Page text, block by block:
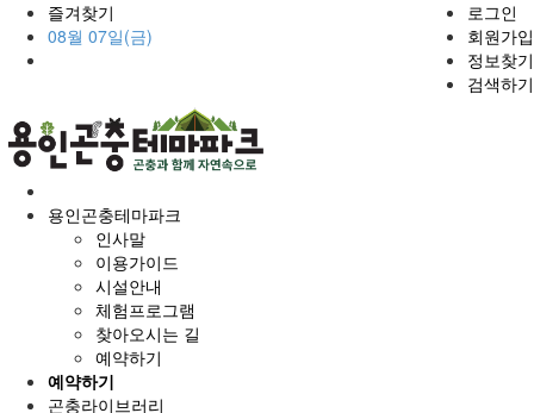
즐겨찾기
08월 07일(금)
로그인
회원가입
정보찾기
검색하기
으
용인곤충테마파크
인사말
이용가이드
시설안내
체험프로그램
찾아오시는 길
예약하기
예약하기
곤충라이브러리